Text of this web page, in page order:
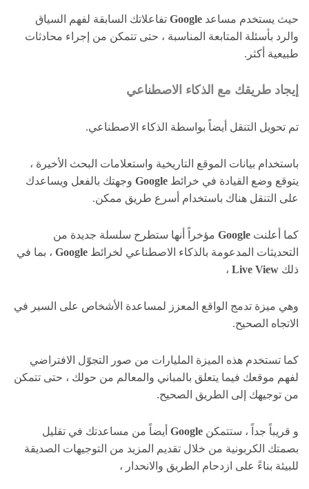
حيث يستخدم مساعد Google تفاعلاتك السابقة لفهم السياق
والرد بأسئلة المتابعة المناسبة ، حتى تتمكن من إجراء محادثات
طبيعية أكثر.
إيجاد طريقك مع الذكاء الاصطناعي
تم تحويل التنقل أيضاً بواسطة الذكاء الاصطناعي.
باستخدام بيانات الموقع التاريخية واستعلامات البحث الأخيرة ،
يتوقع وضع القيادة في خرائط Google وجهتك بالفعل ويساعدك
على التنقل هناك باستخدام أسرع طريق ممكن.
كما أعلنت Google مؤخراً أنها ستطرح سلسلة جديدة من
التحديثات المدعومة بالذكاء الاصطناعي لخرائط Google ، بما في
ذلك Live View ،
وهي ميزة تدمج الواقع المعزز لمساعدة الأشخاص على السير في
الاتجاه الصحيح.
كما تستخدم هذه الميزة المليارات من صور التجوّل الافتراضي
لفهم موقعك فيما يتعلق بالمباني والمعالم من حولك ، حتى تتمكن
من توجيهك إلى الطريق الصحيح.
و قريباً جداً ، ستتمكن Google أيضاً من مساعدتك في تقليل
بصمتك الكربونية من خلال تقديم المزيد من التوجيهات الصديقة
للبيئة بناءً على ازدحام الطريق والانحدار ،